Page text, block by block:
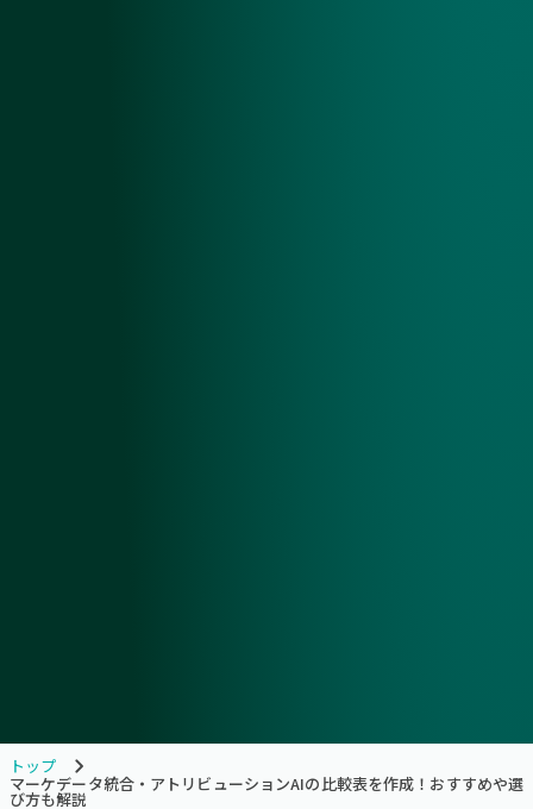
トップ
マーケデータ統合・アトリビューションAIの比較表を作成！おすすめや選
び方も解説